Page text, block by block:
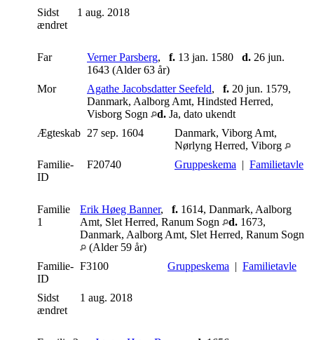
Sidst
ændret
1 aug. 2018
Far Verner Parsberg, f. 13 jan. 1580 d. 26 jun.
1643 (Alder 63 år)
Mor
Agathe Jacobsdatter Seefeld, f. 20 jun. 1579,
Danmark, Aalborg Amt, Hindsted Herred,
Visborg Sogn
d. Ja, dato ukendt
Ægteskab 27 sep. 1604
Danmark, Viborg Amt,
Nørlyng Herred, Viborg
Familie-
ID
F20740 Gruppeskema | Familietavle
Familie
1
Erik Høeg Banner, f. 1614, Danmark, Aalborg
Amt, Slet Herred, Ranum Sogn
d. 1673,
Danmark, Aalborg Amt, Slet Herred, Ranum Sogn
(Alder 59 år)
Familie-
ID
F3100 Gruppeskema | Familietavle
Sidst
ændret
1 aug. 2018